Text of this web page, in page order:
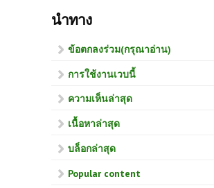
นำทาง
ข้อตกลงร่วม(กรุณาอ่าน)
การใช้งานเวบนี้
ความเห็นล่าสุด
เนื้อหาล่าสุด
บล็อกล่าสุด
Popular content